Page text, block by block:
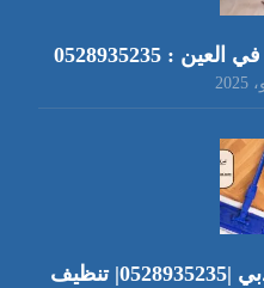
: 0528935235
شركة تنظيف منازل في دبي |0528935235| تنظيف